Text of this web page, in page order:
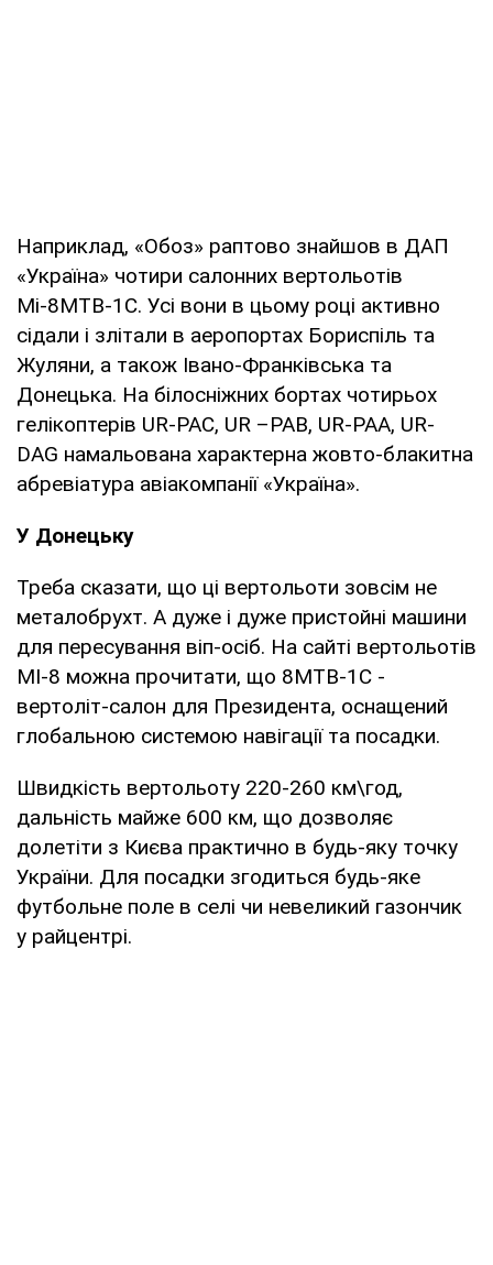
Наприклад, «Обоз» раптово знайшов в ДАП
«Україна» чотири салонних вертольотів
Мі-8МТВ-1С. Усі вони в цьому році активно
сідали і злітали в аеропортах Бориспіль та
Жуляни, а також Івано-Франківська та
Донецька. На білосніжних бортах чотирьох
гелікоптерів UR-PAC, UR –PAB, UR-PAA, UR-
DAG намальована характерна жовто-блакитна
абревіатура авіакомпанії «Україна».
У Донецьку
Треба сказати, що ці вертольоти зовсім не
металобрухт. А дуже і дуже пристойні машини
для пересування віп-осіб. На сайті вертольотів
МІ-8 можна прочитати, що 8МТВ-1С -
вертоліт-салон для Президента, оснащений
глобальною системою навігації та посадки.
Швидкість вертольоту 220-260 км\год,
дальність майже 600 км, що дозволяє
долетіти з Києва практично в будь-яку точку
України. Для посадки згодиться будь-яке
футбольне поле в селі чи невеликий газончик
у райцентрі.